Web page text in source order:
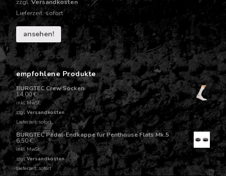
zzgl. Versandkosten
Lieferzeit: sofort
ansehen!
empfohlene Produkte
BURGTEC Crew Socken
14,00€
inkl. MwSt.
zzgl.Versandkosten
Lieferzeit: sofort
BURGTEC Pedal-Endkappe für Penthouse Flats Mk.5
6,50€
inkl. MwSt.
zzgl.Versandkosten
Lieferzeit: sofort